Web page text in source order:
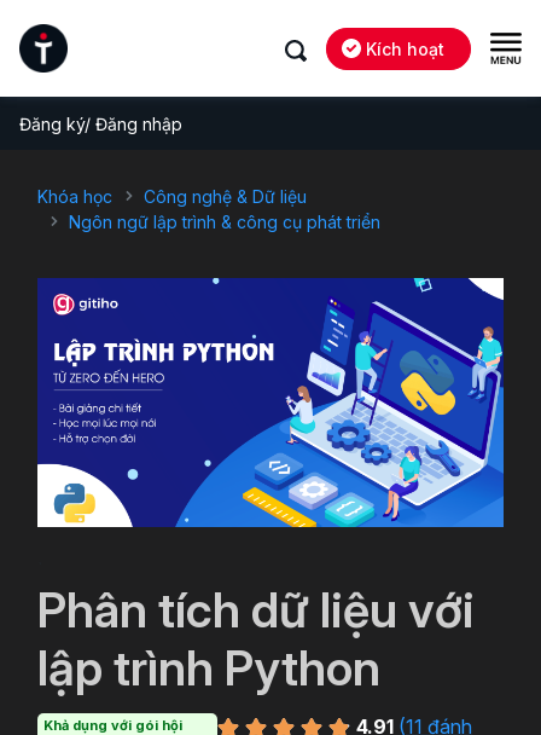
Kích hoạt
Đăng ký/ Đăng nhập
Khóa học
Công nghệ & Dữ liệu
Ngôn ngữ lập trình & công cụ phát triển
Phân tích dữ liệu với
lập trình Python
Khả dụng với gói hội
4.91 (11 đánh